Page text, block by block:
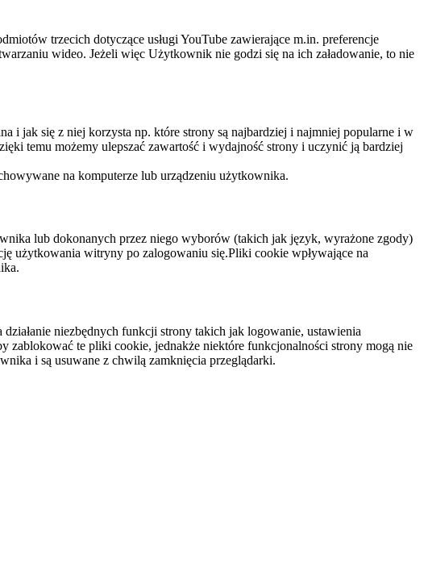
trzecich dotyczące usługi YouTube zawierające m.in. preferencje
wideo. Jeżeli więc Użytkownik nie godzi się na ich załadowanie, to nie
i jak się z niej korzysta np. które strony są najbardziej i najmniej popularne i w
temu możemy ulepszać zawartość i wydajność strony i uczynić ją bardziej
na komputerze lub urządzeniu użytkownika.
lub dokonanych przez niego wyborów (takich jak język, wyrażone zgody)
użytkowania witryny po zalogowaniu się.Pliki cookie wpływające na
niezbędnych funkcji strony takich jak logowanie, ustawienia
zablokować te pliki cookie, jednakże niektóre funkcjonalności strony mogą nie
i są usuwane z chwilą zamknięcia przeglądarki.